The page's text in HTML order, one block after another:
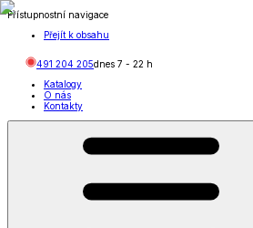
Přístupnostní navigace
Přejít k obsahu
491 204 205dnes 7 - 22 h
Katalogy
O nás
Kontakty